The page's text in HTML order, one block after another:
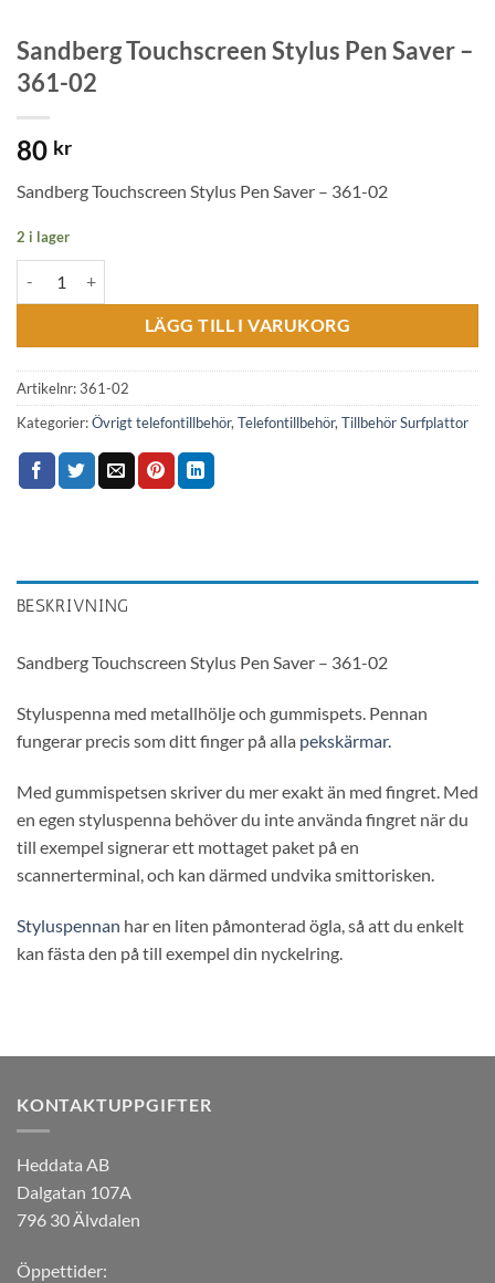
Sandberg Touchscreen Stylus Pen Saver –
361-02
80 kr
Sandberg Touchscreen Stylus Pen Saver – 361-02
2 i lager
LÄGG TILL I VARUKORG
Artikelnr:361-02
Kategorier:Övrigt telefontillbehör, Telefontillbehör, Tillbehör Surfplattor
BESKRIVNING
Sandberg Touchscreen Stylus Pen Saver – 361-02
Styluspenna med metallhölje och gummispets. Pennan
fungerar precis som ditt finger på alla pekskärmar.
Med gummispetsen skriver du mer exakt än med fingret. Med
en egen styluspenna behöver du inte använda fingret när du
till exempel signerar ett mottaget paket på en
scannerterminal, och kan därmed undvika smittorisken.
Styluspennan har en liten påmonterad ögla, så att du enkelt
kan fästa den på till exempel din nyckelring.
KONTAKTUPPGIFTER
Heddata AB
Dalgatan 107A
796 30 Älvdalen
Öppettider: